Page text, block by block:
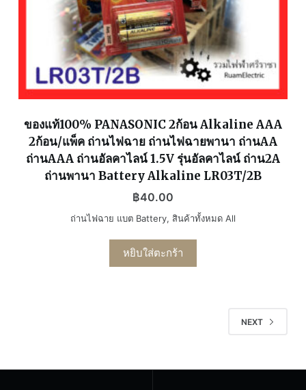
ของแท้100% PANASONIC 2ก้อน Alkaline AAA
2ก้อน/แพ็ค ถ่านไฟฉาย ถ่านไฟฉายพานา ถ่านAA
ถ่านAAA ถ่านอัลคาไลน์ 1.5V รุ่นอัลคาไลน์ ถ่าน2A
ถ่านพานา Battery Alkaline LR03T/2B
฿40.00
ถ่านไฟฉาย แบต Battery, สินค้าทั้งหมด All
หยิบใส่ตะกร้า
NEXT